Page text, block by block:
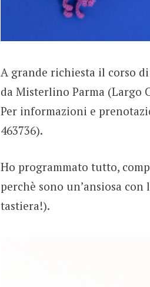
A grande richiesta il corso
da Misterlino Parma (Largo
Per informazioni e
463736).
Ho programmato tutto,
perchè sono un’ansiosa
tastiera!).